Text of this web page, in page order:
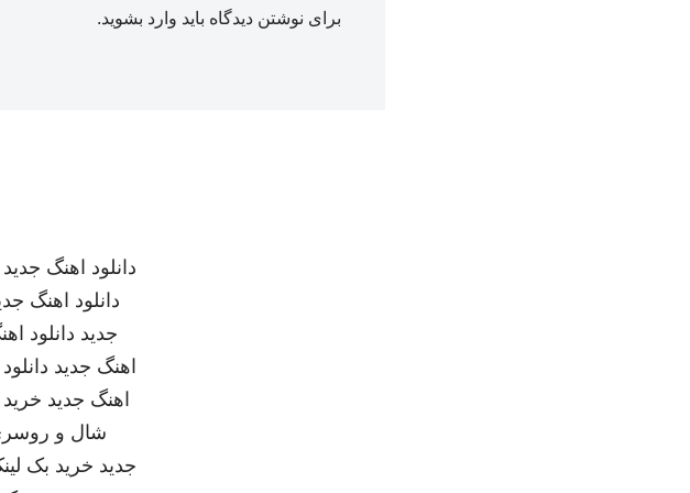
برای نوشتن دیدگاه باید وارد بشوید.
دانلود اهنگ جدید
دانلود اهنگ
جدید دانلود
اهنگ جدید
اهنگ جدید
شال و
جدید خرید بک